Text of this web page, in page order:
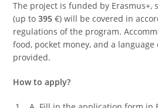
The project is funded by Erasmus+,
(up to395€) will be covered in
regulations of the program.
food, pocket money, and a
provided.
How to apply?